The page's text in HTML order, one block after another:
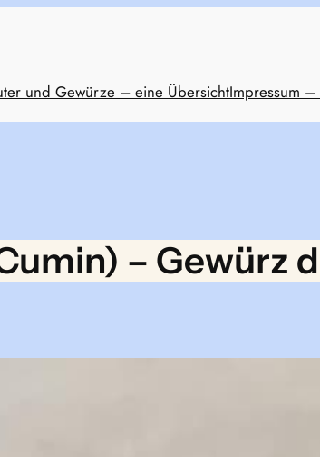
und Gewürze – eine ÜbersichtImpressum
– Gewürz